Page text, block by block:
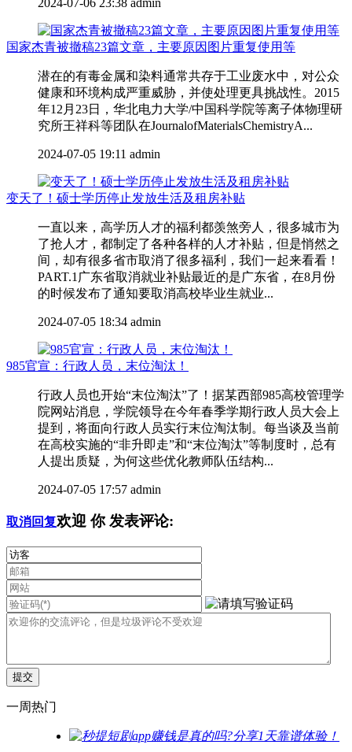
国家杰青被撤稿23篇文章，主要原因图片重复使用等
潜在的有毒金属和染料通常共存于工业废水中，对公众
健康和环境构成严重威胁，并使处理更具挑战性。2015
年12月23日，华北电力大学/中国科学院等离子体物理研
究所王祥科等团队在JournalofMaterialsChemistryA...
2024-07-05 19:11 admin
变天了！硕士学历停止发放生活及租房补贴
一直以来，高学历人才的福利都羡煞旁人，很多城市为
了抢人才，都制定了各种各样的人才补贴，但是悄然之
间，却有很多省市取消了很多福利，我们一起来看看！
PART.1广东省取消就业补贴最近的是广东省，在8月份
的时候发布了通知要取消高校毕业生就业...
2024-07-05 18:34 admin
985官宣：行政人员，末位淘汰！
行政人员也开始“末位淘汰”了！据某西部985高校管理学
院网站消息，学院领导在今年春季学期行政人员大会上
提到，将面向行政人员实行末位淘汰制。每当谈及当前
在高校实施的“非升即走”和“末位淘汰”等制度时，总有
人提出质疑，为何这些优化教师队伍结构...
2024-07-05 17:57 admin
取消回复欢迎 你发表评论:
一周热门